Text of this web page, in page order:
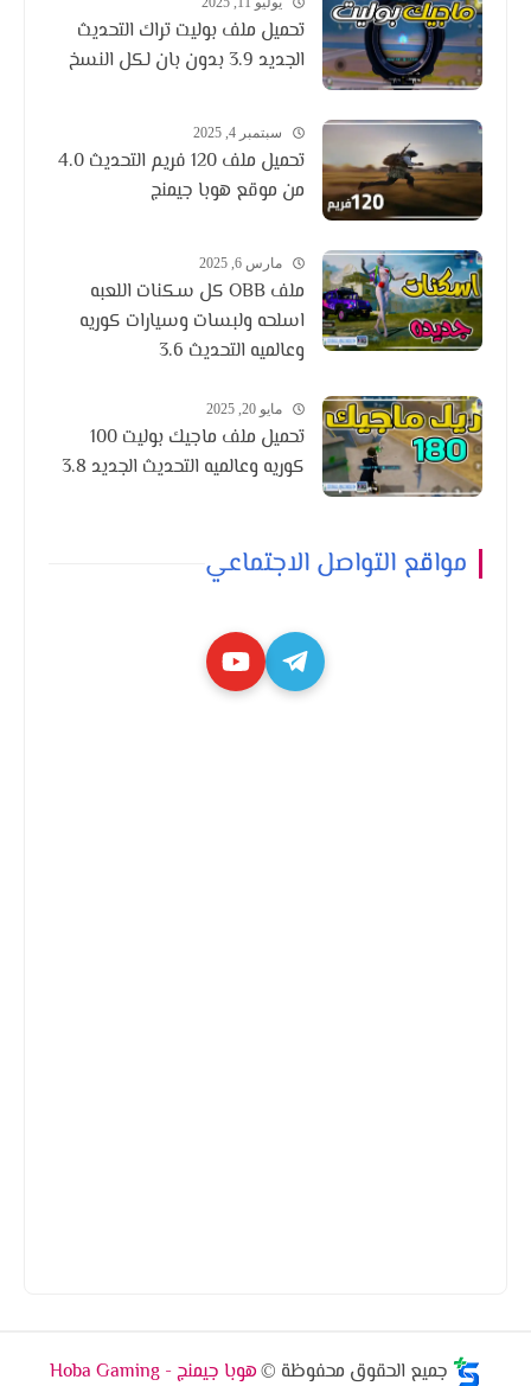
تحميل ملف بوليت تراك التحديث
الجديد 3.9 بدون بان لكل النسخ
سبتمبر 4, 2025
تحميل ملف 120 فريم التحديث 4.0
من موقع هوبا جيمنج
مارس 6, 2025
ملف OBB كل سكنات اللعبه
اسلحه ولبسات وسيارات كوريه
وعالميه التحديث 3.6
مايو 20, 2025
تحميل ملف ماجيك بوليت 100
كوريه وعالميه التحديث الجديد 3.8
مواقع التواصل الاجتماعي
جميع الحقوق محفوظة ©هوبا جيمنج - Hoba Gaming